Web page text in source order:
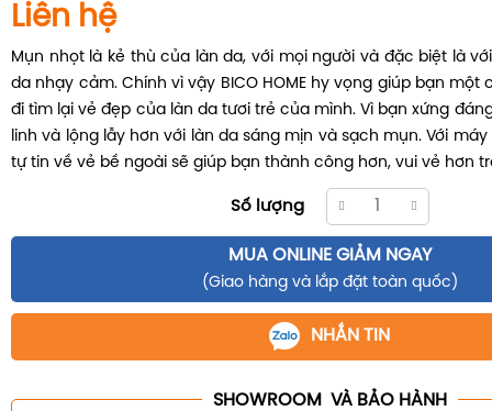
Liên hệ
Mụn nhọt là kẻ thù của làn da, với mọi người và đặc biệt là
da nhạy cảm. Chính vì vậy BICO HOME hy vọng giúp bạn một
đi tìm lại vẻ đẹp của làn da tươi trẻ của mình. Vì bạn xứng
linh và lộng lẫy hơn với làn da sáng mịn và sạch mụn. Với
tự tin về vẻ bề ngoài sẽ giúp bạn thành công hơn, vui vẻ hơn
Số lượng
MUA ONLINE GIẢM NGAY
(Giao hàng và lắp đặt toàn quốc)
NHẮN TIN
SHOWROOM VÀ BẢO HÀNH